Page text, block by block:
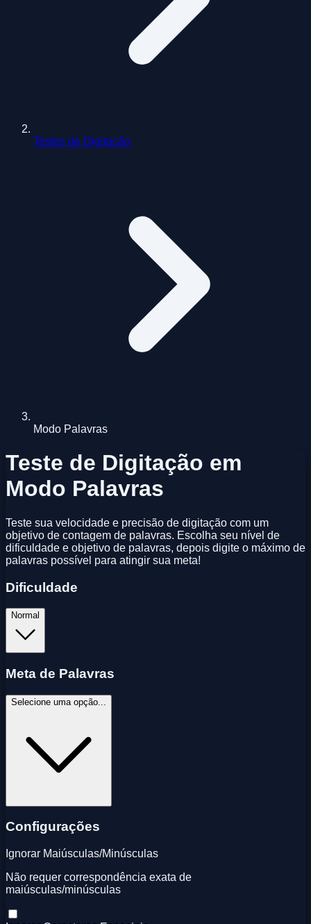
Testes de Digitação
Modo Palavras
Teste de Digitação em
Modo Palavras
Teste sua velocidade e precisão de digitação com um
objetivo de contagem de palavras. Escolha seu nível de
dificuldade e objetivo de palavras, depois digite o máximo de
palavras possível para atingir sua meta!
Dificuldade
Normal
Meta de Palavras
Selecione uma opção...
Configurações
Ignorar Maiúsculas/Minúsculas
Não requer correspondência exata de
maiúsculas/minúsculas